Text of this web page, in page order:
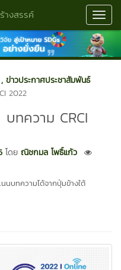
างสรรค์
, ข่าวประกาศประชาสัมพันธ์
2022
ทความ CRCI
โดย ณิชกมล โพธิ์แก้ว
นบทความได้จากปุ่มข้างใต้